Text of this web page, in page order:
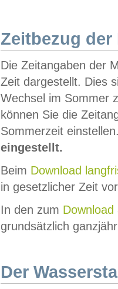
Zeitbezug der
Die Zeitangaben der
Zeit dargestellt. Dies
Wechsel im Sommer
können Sie die
Sommerzeit
eingestellt.
Beim Download
in gesetzlicher Zeit
In den zum Download
grundsätzlich
Der